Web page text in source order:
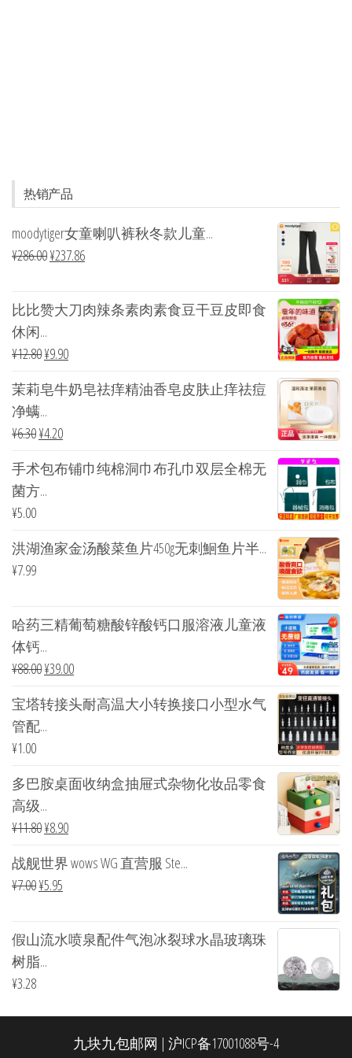
热销产品
moodytiger女童喇叭裤秋冬款儿童...
¥286.00¥237.86
比比赞大刀肉辣条素肉素食豆干豆皮即食
休闲...
¥12.80¥9.90
茉莉皂牛奶皂祛痒精油香皂皮肤止痒祛痘
净螨...
¥6.30¥4.20
手术包布铺巾纯棉洞巾布孔巾双层全棉无
菌方...
¥5.00
洪湖渔家金汤酸菜鱼片450g无刺鮰鱼片半...
¥7.99
哈药三精葡萄糖酸锌酸钙口服溶液儿童液
体钙...
¥88.00¥39.00
宝塔转接头耐高温大小转换接口小型水气
管配...
¥1.00
多巴胺桌面收纳盒抽屉式杂物化妆品零食
高级...
¥11.80¥8.90
战舰世界 wows WG 直营服 Ste...
¥7.00¥5.95
假山流水喷泉配件气泡冰裂球水晶玻璃珠
树脂...
¥3.28
九块九包邮网 | 沪ICP备17001088号-4